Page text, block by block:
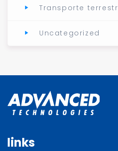
Transporte
Uncategorized
links